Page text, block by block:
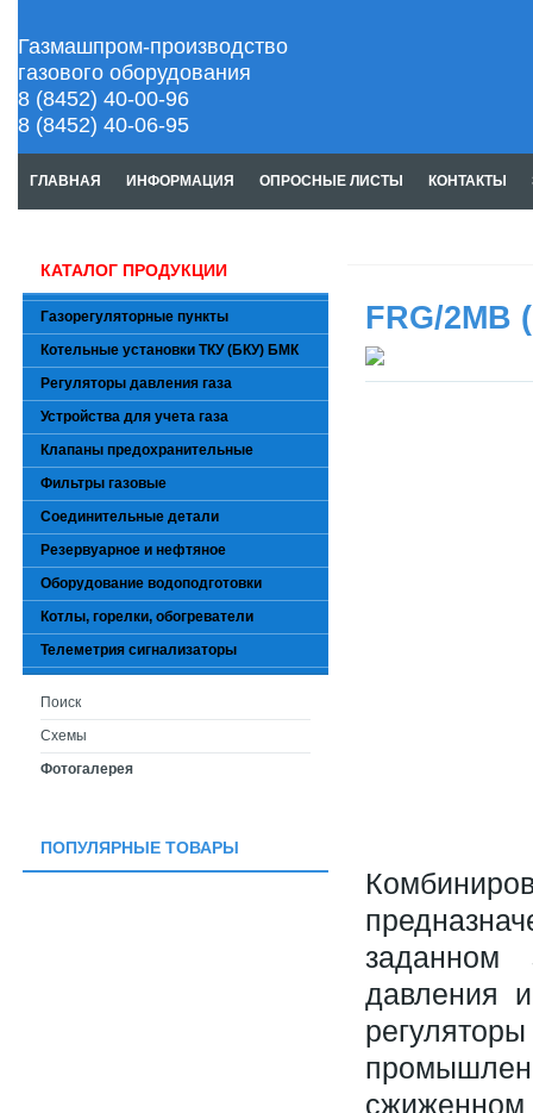
Газмашпром-производство
газового оборудования
8 (8452) 40-00-96
8 (8452) 40-06-95
ГЛАВНАЯ ИНФОРМАЦИЯ ОПРОСНЫЕ ЛИСТЫ КОНТАКТЫ
FRG/2MB
заданном
давления
сжиженном
КАТАЛОГ ПРОДУКЦИИ
Газорегуляторные пункты
Котельные установки ТКУ (БКУ) БМК
Регуляторы давления газа
Устройства для учета газа
Клапаны предохранительные
Фильтры газовые
Соединительные детали
Резервуарное и нефтяное
Оборудование водоподготовки
Котлы, горелки, обогреватели
Телеметрия сигнализаторы
Поиск
Схемы
Фотогалерея
ПОПУЛЯРНЫЕ ТОВАРЫ